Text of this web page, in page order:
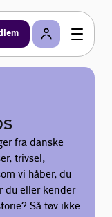
fra danske
trivsel,
vi håber, du
du eller kender
Så tøv ikke